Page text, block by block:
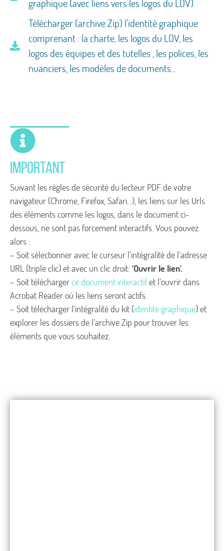
graphique (avec liens vers les logos du LOV)
Télécharger (archive Zip) l'identité graphique
comprenant : la charte, les logos du LOV, les
logos des équipes et des tutelles , les polices, les
nuanciers, les modèles de documents...
IMPORTANT
Suivant les règles de sécurité du lecteur PDF de votre
navigateur (Chrome, Firefox, Safari…), les liens sur les Urls
des éléments comme les logos, dans le document ci-
dessous, ne sont pas forcement interactifs. Vous pouvez
alors :
– Soit sélectionner avec le curseur l’intégralité de l’adresse
URL (triple clic) et avec un clic droit: ‘Ouvrir le lien’.
– Soit téléchargerce document interactifet l’ouvrir dans
Acrobat Reader où les liens seront actifs.
– Soit télécharger l’intégralité du kit (identité graphique) et
explorer les dossiers de l’archive Zip pour trouver les
éléments que vous souhaitez.